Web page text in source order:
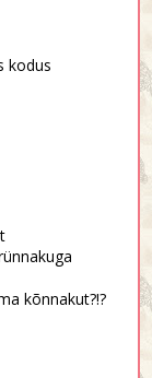
kodus
kõnnakut?!?